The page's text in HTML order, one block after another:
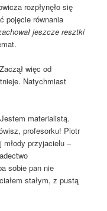
rozpłynęło się
pojęcie równania
jeszcze resztki
więc od
Natychmiast
materialistą.
profesorku! Piotr
przyjacielu –
sobie pan nie
stałym, z pustą